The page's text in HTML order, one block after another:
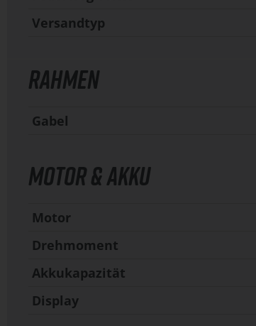
Versandtyp
RAHMEN
Gabel
MOTOR & AKKU
Motor
Drehmoment
Akkukapazität
Display